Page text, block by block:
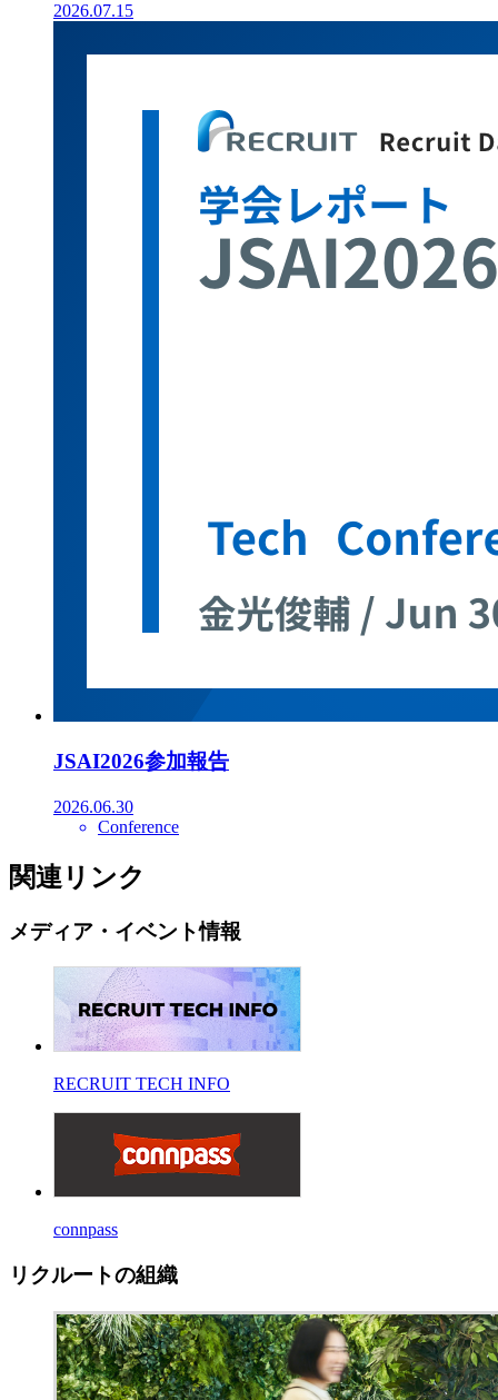
2026.07.15
JSAI2026参加報告
2026.06.30
Conference
関連リンク
メディア・イベント情報
RECRUIT TECH INFO
connpass
リクルートの組織